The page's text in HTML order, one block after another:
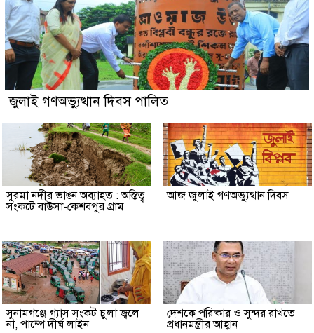
জুলাই গণঅভ্যুত্থান দিবস পালিত
সুরমা নদীর ভাঙন অব্যাহত : অস্তিত্ব
সংকটে বাউসা-কেশবপুর গ্রাম
আজ জুলাই গণঅভ্যুত্থান দিবস
সুনামগঞ্জে গ্যাস সংকট চুলা জ্বলে
না, পাম্পে দীর্ঘ লাইন
দেশকে পরিষ্কার ও সুন্দর রাখতে
প্রধানমন্ত্রীর আহ্বান